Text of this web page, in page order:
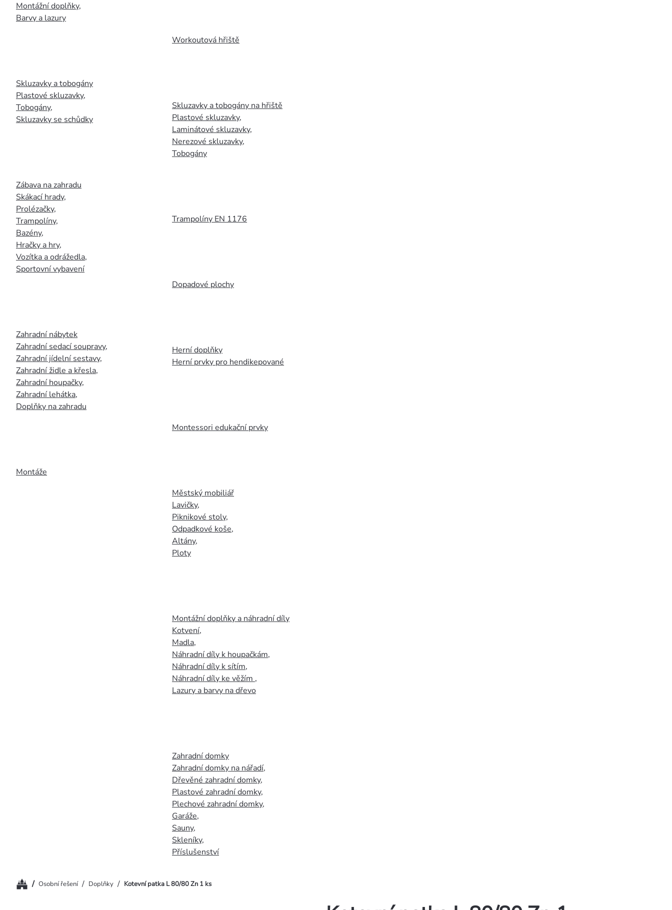
Montážní doplňky,
Barvy a lazury
Skluzavky a tobogány
Plastové skluzavky,
Tobogány,
Skluzavky se schůdky
Zábava na zahradu
Skákací hrady,
Prolézačky,
Trampolíny,
Bazény,
Hračky a hry,
Vozítka a odrážedla,
Sportovní vybavení
Zahradní nábytek
Zahradní sedací soupravy,
Zahradní jídelní sestavy,
Zahradní židle a křesla,
Zahradní houpačky,
Zahradní lehátka,
Doplňky na zahradu
Montáže
Workoutová hřiště
Skluzavky a tobogány na hřiště
Plastové skluzavky,
Laminátové skluzavky,
Nerezové skluzavky,
Tobogány
Trampolíny EN 1176
Dopadové plochy
Herní doplňky
Herní prvky pro hendikepované
Montessori edukační prvky
Městský mobiliář
Lavičky,
Piknikové stoly,
Odpadkové koše,
Altány,
Ploty
Montážní doplňky a náhradní díly
Kotvení,
Madla,
Náhradní díly k houpačkám,
Náhradní díly k sítím,
Náhradní díly ke věžím ,
Lazury a barvy na dřevo
Zahradní domky
Zahradní domky na nářadí,
Dřevěné zahradní domky,
Plastové zahradní domky,
Plechové zahradní domky,
Garáže,
Sauny,
Skleníky,
Příslušenství
Domů/ Osobní řešení / Doplňky / Kotevní patka L 80/80 Zn 1 ks